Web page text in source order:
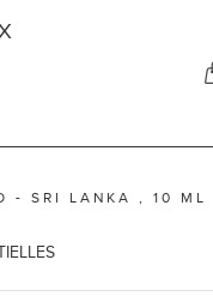
- SRI LANKA , 10 ML